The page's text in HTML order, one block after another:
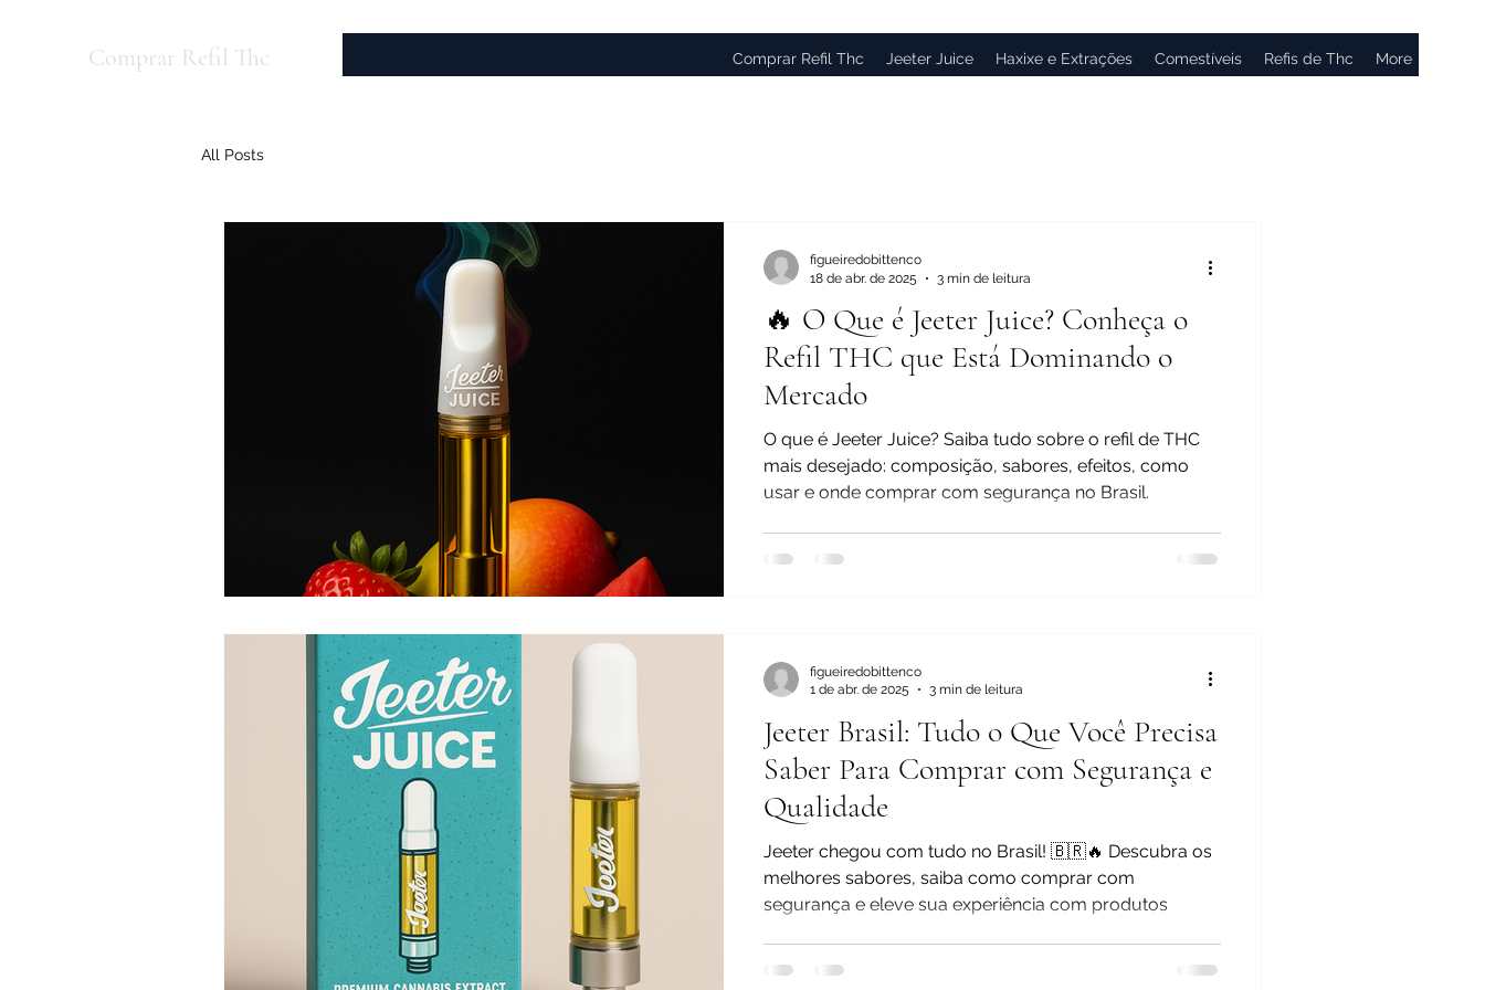
Comprar Refil Thc Comprar Refil Thc Jeeter Juice Haxixe e Extrações Comestíveis Refis de Thc More
All Posts
🔥 O Que é Jeeter Juice? Conheça o
Refil THC que Está Dominando o
Mercado
O que é Jeeter Juice? Saiba tudo sobre o refil de THC
mais desejado: composição, sabores, efeitos, como
usar e onde comprar com segurança no Brasil.
figueiredobittenco
18 de abr. de 2025
3 min de leitura
Jeeter Brasil: Tudo o Que Você Precisa
Saber Para Comprar com Segurança e
Qualidade
Jeeter chegou com tudo no Brasil! 🇧🇷🔥 Descubra os
melhores sabores, saiba como comprar com
segurança e eleve sua experiência com produtos
figueiredobittenco
1 de abr. de 2025
3 min de leitura